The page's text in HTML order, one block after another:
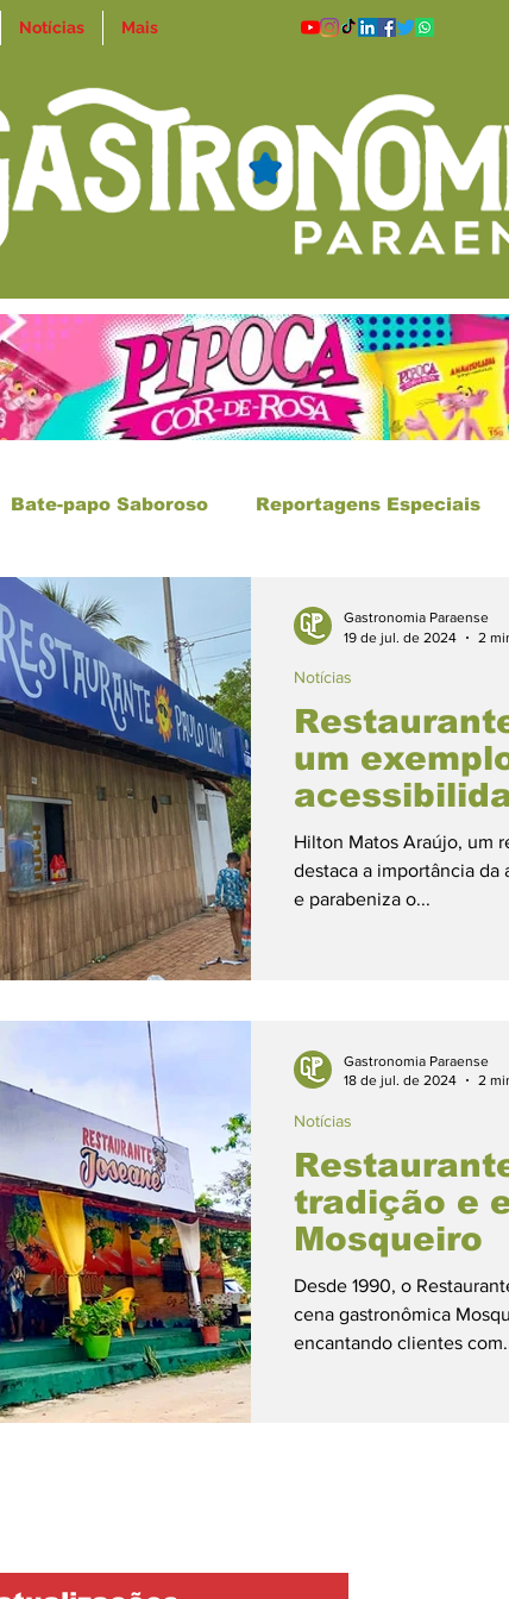
Notícias Mais
Bate-papo Saboroso Reportagens Especiais
Especiais
Música e Gastronomia
Personalidades Paraenses
Lanches Fitness Tortas Peixes
Vegetariano Temperos
um
Mosqueiro
Hilton Matos Araújo, um
destaca a importância
e parabeniza o...
Notícias
Gastronomia Paraense
19 de jul. de 2024
2
tradição e
Mosqueiro
Desde 1990, o
cena gastronômica
encantando clientes
Notícias
Gastronomia Paraense
18 de jul. de 2024
2